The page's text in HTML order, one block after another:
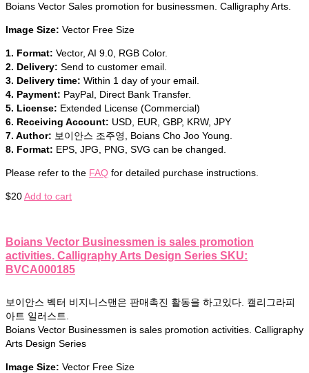
Boians Vector Sales promotion for businessmen. Calligraphy Arts.
Image Size: Vector Free Size
1. Format: Vector, AI 9.0, RGB Color.
2. Delivery: Send to customer email.
3. Delivery time: Within 1 day of your email.
4. Payment: PayPal, Direct Bank Transfer.
5. License: Extended License (Commercial)
6. Receiving Account: USD, EUR, GBP, KRW, JPY
7. Author: 보이안스 조주영, Boians Cho Joo Young.
8. Format: EPS, JPG, PNG, SVG can be changed.
Please refer to the FAQ for detailed purchase instructions.
$20Add to cart
Boians Vector Businessmen is sales promotion
activities. Calligraphy Arts Design Series SKU:
BVCA000185
보이안스 벡터 비지니스맨은 판매촉진 활동을 하고있다. 캘리그라피
아트 일러스트.
Boians Vector Businessmen is sales promotion activities. Calligraphy
Arts Design Series
Image Size: Vector Free Size